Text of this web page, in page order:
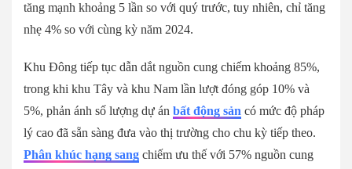
tăng mạnh khoảng 5 lần so với quý trước, tuy nhiên, chỉ tăng
nhẹ 4% so với cùng kỳ năm 2024.
Khu Đông tiếp tục dẫn dắt nguồn cung chiếm khoảng 85%,
trong khi khu Tây và khu Nam lần lượt đóng góp 10% và
5%, phản ánh số lượng dự án bất động sản có mức độ pháp
lý cao đã sẵn sàng đưa vào thị trường cho chu kỳ tiếp theo.
Phân khúc hạng sang chiếm ưu thế với 57% nguồn cung